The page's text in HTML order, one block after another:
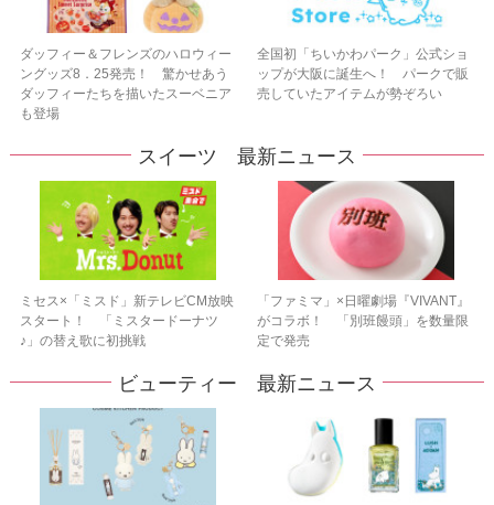
ダッフィー＆フレンズのハロウィー
ングッズ8．25発売！ 驚かせあう
ダッフィーたちを描いたスーベニア
も登場
全国初「ちいかわパーク」公式ショ
ップが大阪に誕生へ！ パークで販
売していたアイテムが勢ぞろい
スイーツ 最新ニュース
ミセス×「ミスド」新テレビCM放映
スタート！ 「ミスタードーナツ
♪」の替え歌に初挑戦
「ファミマ」×日曜劇場『VIVANT』
がコラボ！ 「別班饅頭」を数量限
定で発売
ビューティー 最新ニュース